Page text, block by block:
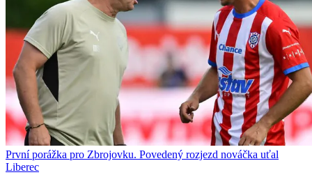
První porážka pro Zbrojovku. Povedený rozjezd nováčka uťal
Liberec